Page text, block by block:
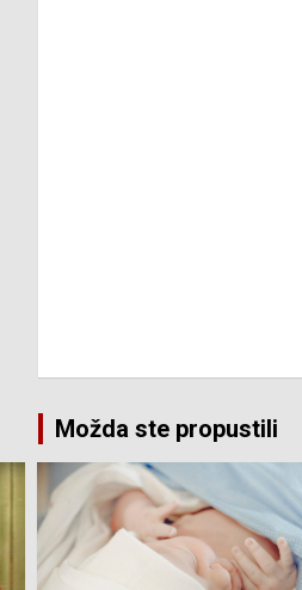
Možda ste propustili